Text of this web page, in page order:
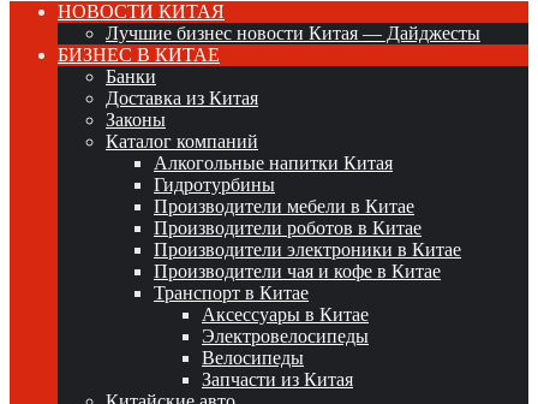
НОВОСТИ КИТАЯ
Лучшие бизнес новости Китая — Дайджесты
БИЗНЕС В КИТАЕ
Банки
Доставка из Китая
Законы
Каталог компаний
Алкогольные напитки Китая
Гидротурбины
Производители мебели в Китае
Производители роботов в Китае
Производители электроники в Китае
Производители чая и кофе в Китае
Транспорт в Китае
Аксессуары в Китае
Электровелосипеды
Велосипеды
Запчасти из Китая